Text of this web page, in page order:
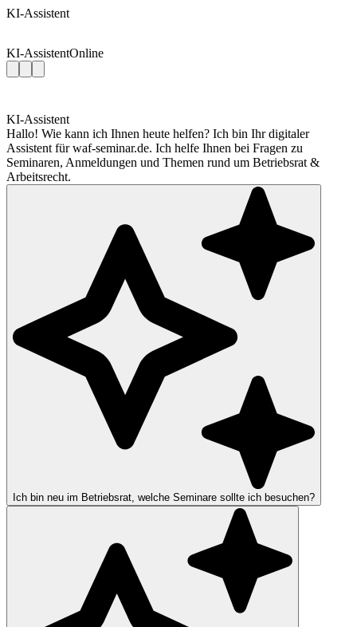
KI-Assistent
KI-AssistentOnline
KI-Assistent
Hallo! Wie kann ich Ihnen heute helfen? Ich bin Ihr digitaler
Assistent für waf-seminar.de. Ich helfe Ihnen bei Fragen zu
Seminaren, Anmeldungen und Themen rund um Betriebsrat &
Arbeitsrecht.
Ich bin neu im Betriebsrat, welche Seminare sollte ich besuchen?